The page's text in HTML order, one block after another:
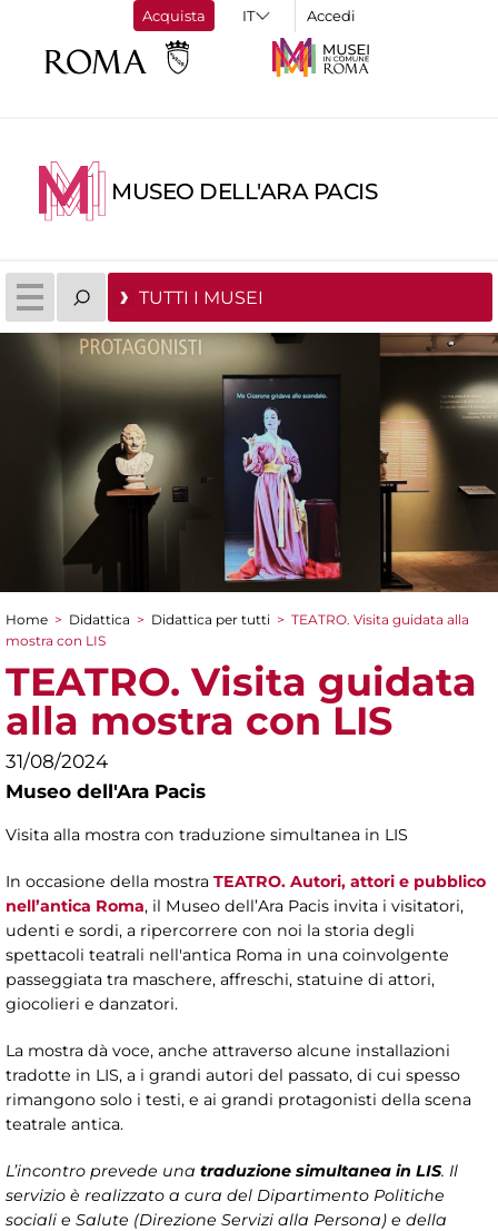
Acquista Accedi
MUSEO DELL'ARA PACIS
TUTTI I MUSEI
Tu sei qui
Home > Didattica > Didattica per tutti > TEATRO. Visita guidata alla
mostra con LIS
TEATRO. Visita guidata
alla mostra con LIS
31/08/2024
Museo dell'Ara Pacis
Visita alla mostra con traduzione simultanea in LIS
In occasione della mostra TEATRO. Autori, attori e pubblico
nell’antica Roma, il Museo dell’Ara Pacis invita i visitatori,
udenti e sordi, a ripercorrere con noi la storia degli
spettacoli teatrali nell'antica Roma in una coinvolgente
passeggiata tra maschere, affreschi, statuine di attori,
giocolieri e danzatori.
La mostra dà voce, anche attraverso alcune installazioni
tradotte in LIS, a i grandi autori del passato, di cui spesso
rimangono solo i testi, e ai grandi protagonisti della scena
teatrale antica.
L’incontro prevede una traduzione simultanea in LIS. Il
servizio è realizzato a cura del Dipartimento Politiche
sociali e Salute (Direzione Servizi alla Persona) e della